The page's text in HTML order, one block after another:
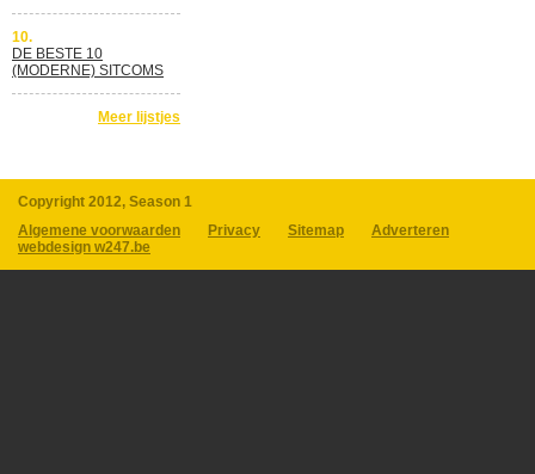
10.
DE BESTE 10
(MODERNE) SITCOMS
Meer lijstjes
Copyright 2012, Season 1
Algemene voorwaarden
Privacy Sitemap
Adverteren
webdesign w247.be